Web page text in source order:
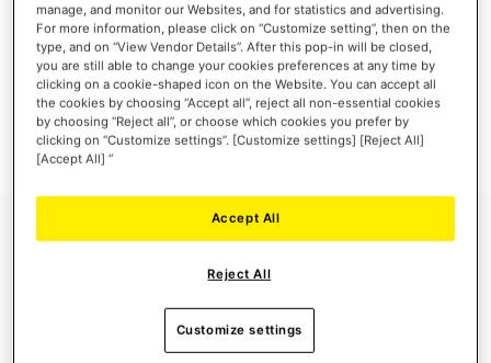
NEUE KUNDEN
Ihre Anmeldung hat viele Vorteile: schnellerer Bestellvorgang, speichern von mehreren
Adressen, Sendungsverfolgung und vieles mehr.
EIN KONTO ERSTELLEN
manage, and monitor our Websites, and for statistics and advertising.
For more information, please click on “Customize setting”, then on the
type, and on “View Vendor Details”. After this pop-in will be closed,
you are still able to change your cookies preferences at any time by
clicking on a cookie-shaped icon on the Website. You can accept all
the cookies by choosing “Accept all”, reject all non-essential cookies
by choosing “Reject all”, or choose which cookies you prefer by
clicking on “Customize settings”. [Customize settings] [Reject All]
[Accept All] ”
Reject All
Accept All
Customize settings